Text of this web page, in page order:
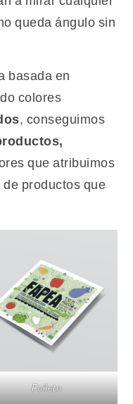
queda ángulo sin
basada en
colores
, conseguimos
que atribuimos
productos que
Folleto